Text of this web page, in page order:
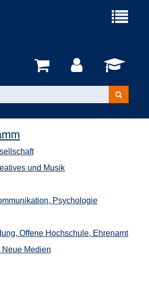
Menü
Kurse
suchen
und Musik
Psychologie
Offene Hochschule, Ehrenamt
Medien